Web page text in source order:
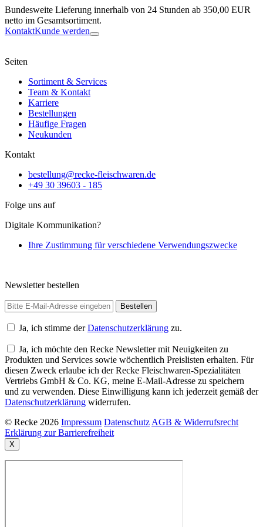
Bundesweite Lieferung innerhalb von 24 Stunden ab 350,00 EUR
netto im Gesamtsortiment.
KontaktKunde werden
Seiten
Sortiment & Services
Team & Kontakt
Karriere
Bestellungen
Häufige Fragen
Neukunden
Kontakt
bestellung@recke-fleischwaren.de
+49 30 39603 - 185
Folge uns auf
Digitale Kommunikation?
Ihre Zustimmung für verschiedene Verwendungszwecke
Newsletter bestellen
Ja, ich stimme derDatenschutzerklärung zu.
Ja, ich möchte den Recke Newsletter mit Neuigkeiten zu
Produkten und Services sowie wöchentlich Preislisten erhalten. Für
diesen Zweck erlaube ich der Recke Fleischwaren-Spezialitäten
Vertriebs GmbH & Co. KG, meine E-Mail-Adresse zu speichern
und zu verwenden. Diese Einwilligung kann ich jederzeit gemäß der
Datenschutzerklärung widerrufen.
© Recke 2026 Impressum Datenschutz AGB & Widerrufsrecht
Erklärung zur Barrierefreiheit
X